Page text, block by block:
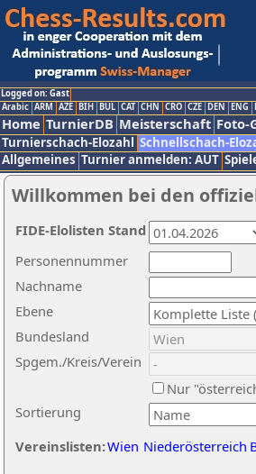
Logged on: Gast
Arabic ARM AZE BIH BUL CAT CHN CRO CZE DEN ENG
Home TurnierDB Meisterschaft Foto-
Turnierschach-Elozahl Schnellschach-
Allgemeines Turnier anmelden: AUT
Willkommen bei den
Nachname
Ebene
Sortierung
Personennummer
Bundesland
Spgem./Kreis/Verein
Nur
Vereinslisten:Wien Niederösterreich
FIDE-Elolisten Stand